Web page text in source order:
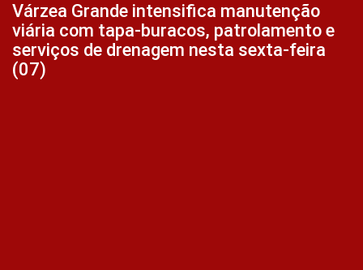
Várzea Grande intensifica manutenção
viária com tapa-buracos, patrolamento e
serviços de drenagem nesta sexta-feira
(07)